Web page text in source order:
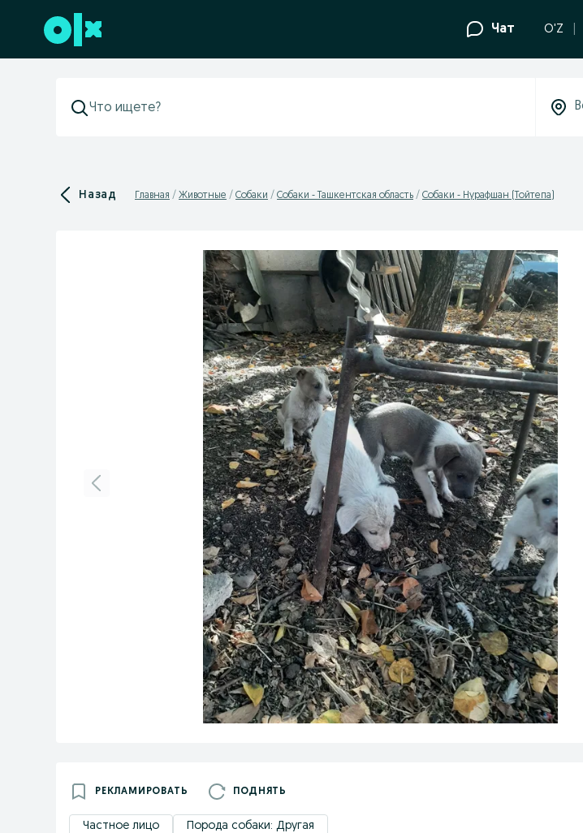
Перейти к нижнему колонтитулу Чат O'Z
Назад Главная Животные Собаки Собаки - Ташкентская область Собаки - Нурафшан (Тойтепа)
РЕКЛАМИРОВАТЬ ПОДНЯТЬ
Частное лицо Порода собаки: Другая